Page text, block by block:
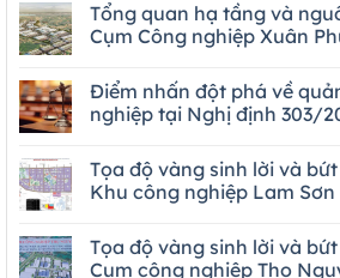
Tổng quan hạ tầng và
Cụm Công nghiệp Xuân
Điểm nhấn đột phá về
nghiệp tại Nghị định 303/
Tọa độ vàng sinh lời và
Khu công nghiệp Lam Sơn
Tọa độ vàng sinh lời và
Cụm công nghiệp Thọ